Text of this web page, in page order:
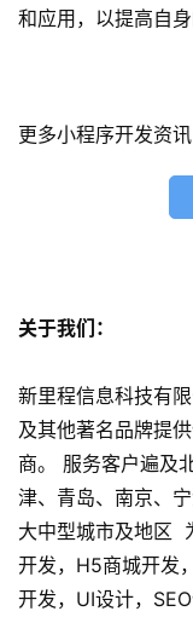
H
小
开
发
网
站
开
发
和应用，以提高自身
更多小程序开发资
关于我们：
新里程信息科技有
及其他著名品牌提
商。 服务客户遍及
津、青岛、南京、
大中型城市及地区
开发，H5商城开发
开发，UI设计，